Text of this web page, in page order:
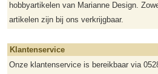
hobbyartikelen van Marianne Design.
artikelen zijn bij ons verkrijgbaar.
Klantenservice
Onze klantenservice is bereikbaar via